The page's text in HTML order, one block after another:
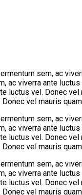
sem, ac
viverra ante
vel. Donec
vel mauris
sem, ac
viverra ante
vel. Donec
vel mauris
sem, ac
viverra ante
vel. Donec
vel mauris